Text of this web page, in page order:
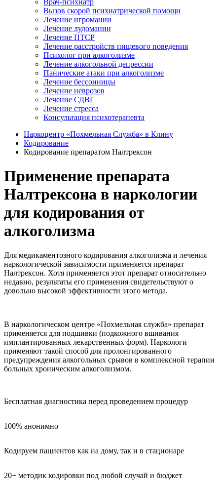
Врач-психиатр
Вызов скорой психиатрической помощи
Лечение игромании
Лечение лудомании
Лечение ПТСР
Лечение расстройств пищевого поведения
Психолог при алкоголизме
Лечение алкогольной депрессии
Панические атаки при алкоголизме
Лечение бессонницы
Лечение неврозов
Лечение СДВГ
Лечение стресса
Консультация психотерапевта
Наркоцентр «Похмельная Служба» в Клину
Кодирование
Кодирование препаратом Налтрексон
Применение препарата
Налтрексона в наркологии
для кодирования от
алкоголизма
Для медикаментозного кодирования алкоголизма и лечения
наркологической зависимости применяется препарат
Налтрексон. Хотя применяется этот препарат относительно
недавно, результаты его применения свидетельствуют о
довольно высокой эффективности этого метода.
В наркологическом центре «Похмельная служба» препарат
применяется для подшивки (подкожного вшивания
имплантированных лекарственных форм). Наркологи
применяют такой способ для пролонгированного
предупреждения алкогольных срывов в комплексной терапии
больных хроническим алкоголизмом.
Бесплатная диагностика перед проведением процедур
100% анонимно
Кодируем пациентов как на дому, так и в стационаре
20+ методик кодировки под любой случай и бюджет